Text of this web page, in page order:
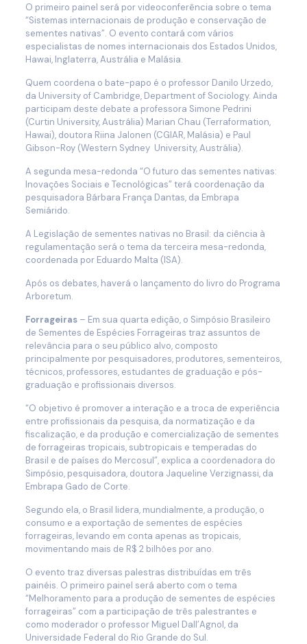
O primeiro painel será por videoconferência sobre o tema
“Sistemas internacionais de produção e conservação de
sementes nativas”. O evento contará com vários
especialistas de nomes internacionais dos Estados Unidos,
Hawai, Inglaterra, Austrália e Malásia.
Quem coordena o bate-papo é o professor Danilo Urzedo,
da University of Cambridge, Department of Sociology. Ainda
participam deste debate a professora Simone Pedrini
(Curtin University, Austrália) Marian Chau (Terraformation,
Hawai), doutora Riina Jalonen (CGIAR, Malásia) e Paul
Gibson-Roy (Western Sydney University, Austrália).
A segunda mesa-redonda “O futuro das sementes nativas:
Inovações Sociais e Tecnológicas” terá coordenação da
pesquisadora Bárbara França Dantas, da Embrapa
Semiárido.
A Legislação de sementes nativas no Brasil: da ciência à
regulamentação será o tema da terceira mesa-redonda,
coordenada por Eduardo Malta (ISA).
Após os debates, haverá o lançamento do livro do Programa
Arboretum.
Forrageiras – Em sua quarta edição, o Simpósio Brasileiro
de Sementes de Espécies Forrageiras traz assuntos de
relevância para o seu público alvo, composto
principalmente por pesquisadores, produtores, sementeiros,
técnicos, professores, estudantes de graduação e pós-
graduação e profissionais diversos.
“O objetivo é promover a interação e a troca de experiência
entre profissionais da pesquisa, da normatização e da
fiscalização, e da produção e comercialização de sementes
de forrageiras tropicais, subtropicais e temperadas do
Brasil e de países do Mercosul”, explica a coordenadora do
Simpósio, pesquisadora, doutora Jaqueline Verzignassi, da
Embrapa Gado de Corte.
Segundo ela, o Brasil lidera, mundialmente, a produção, o
consumo e a exportação de sementes de espécies
forrageiras, levando em conta apenas as tropicais,
movimentando mais de R$ 2 bilhões por ano.
O evento traz diversas palestras distribuídas em três
painéis. O primeiro painel será aberto com o tema
“Melhoramento para a produção de sementes de espécies
forrageiras” com a participação de três palestrantes e
como moderador o professor Miguel Dall’Agnol, da
Universidade Federal do Rio Grande do Sul.